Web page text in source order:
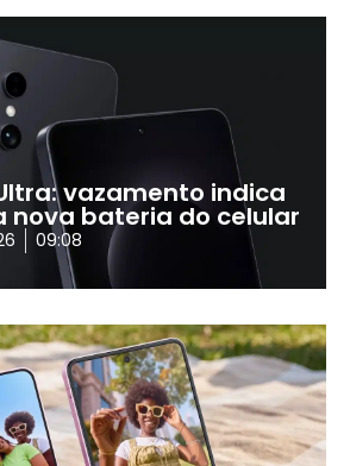
vazamento indica
nova bateria do celular
09:08